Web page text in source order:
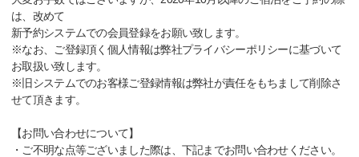
は、改めて
新予約システムでの会員登録をお願い致します。
※なお、ご登録頂く個人情報は弊社プライバシーポリシーに基づいて
お取扱い致します。
※旧システムでのお客様ご登録情報は弊社が責任をもちまして削除さ
せて頂きます。
【お問い合わせについて】
・ご不明な点等ございました際は、下記までお問い合わせください。